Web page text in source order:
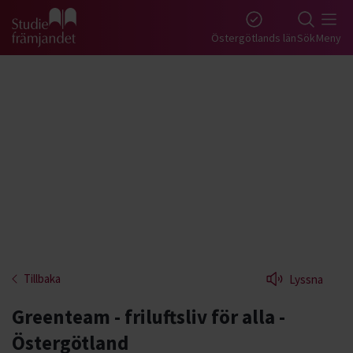
Gå till studiefrämjandets startsida Östergötlands länSökMeny
Tillbaka Lyssna
Greenteam - friluftsliv för alla -
Östergötland